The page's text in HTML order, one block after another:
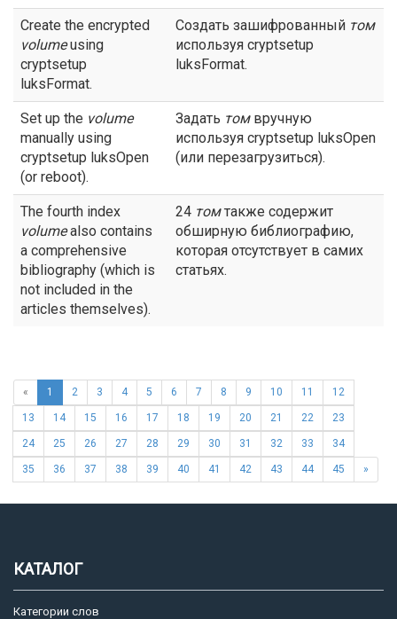
Create the encrypted
volumeusing
cryptsetup
luksFormat.
Создать зашифрованный том
используя cryptsetup
luksFormat.
Set up the volume
manually using
cryptsetup luksOpen
(or reboot).
Задать томвручную
используя cryptsetup luksOpen
(или перезагрузиться).
The fourth index
volumealso contains
a comprehensive
bibliography (which is
not included in the
articles themselves).
24 томтакже содержит
обширную библиографию,
которая отсутствует в самих
статьях.
« 1 2 3 4 5 6 7 8 9 10 11 12
13 14 15 16 17 18 19 20 21 22 23
24 25 26 27 28 29 30 31 32 33 34
35 36 37 38 39 40 41 42 43 44 45 »
КАТАЛОГ
Категории слов